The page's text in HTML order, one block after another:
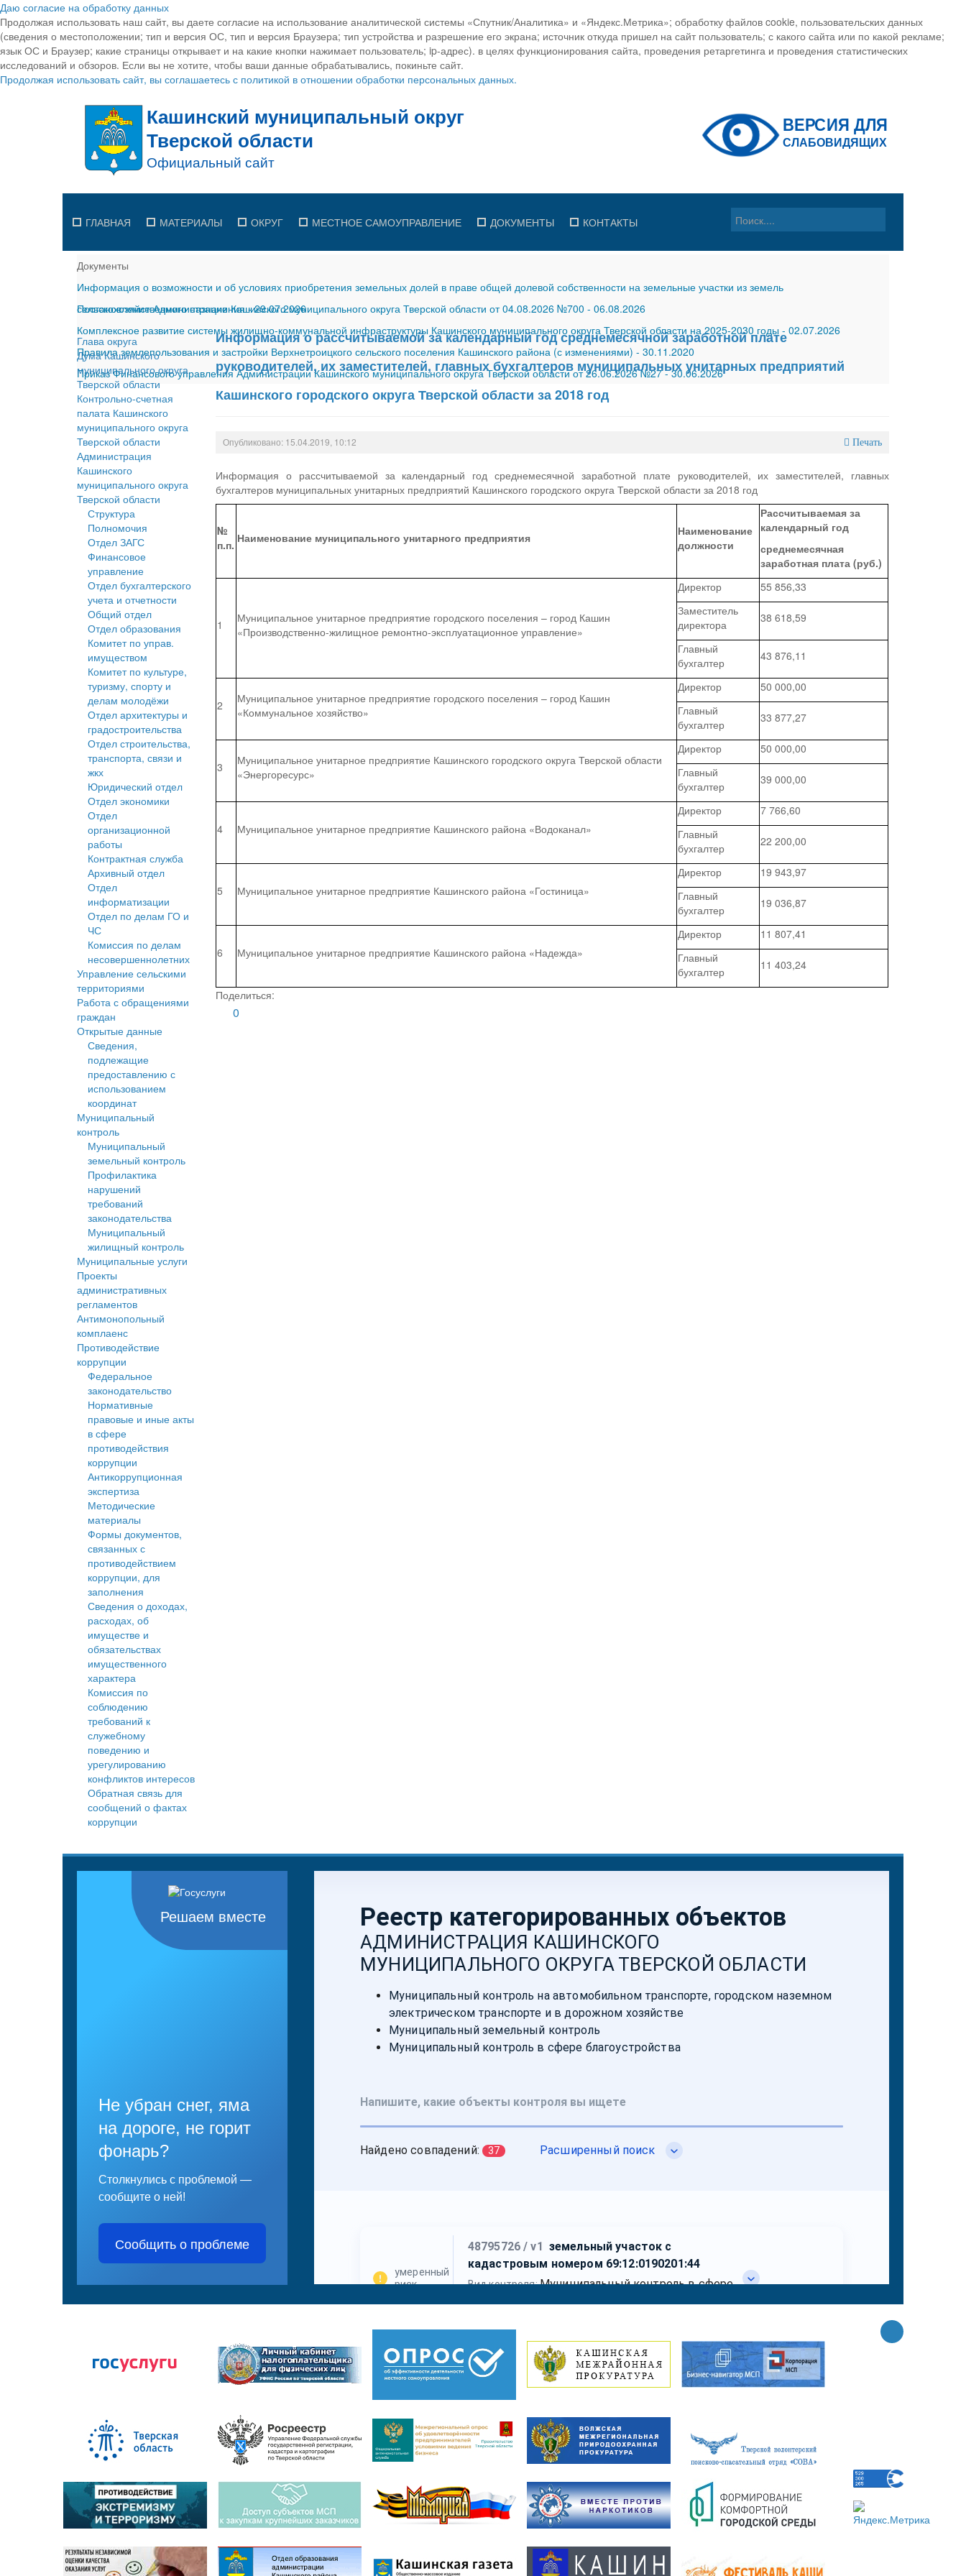
Даю согласие на обработку данных
Продолжая использовать наш сайт, вы даете согласие на использование аналитической системы «Спутник/Аналитика» и «Яндекс.Метрика»; обработку файлов cookie, пользовательских данных
(сведения о местоположении; тип и версия ОС, тип и версия Браузера; тип устройства и разрешение его экрана; источник откуда пришел на сайт пользователь; с какого сайта или по какой рекламе;
язык ОС и Браузер; какие страницы открывает и на какие кнопки нажимает пользователь; ip-адрес). в целях функционирования сайта, проведения ретаргетинга и проведения статистических
исследований и обзоров. Если вы не хотите, чтобы ваши данные обрабатывались, покиньте сайт.
Продолжая использовать сайт, вы соглашаетесь с политикой в отношении обработки персональных данных.
ГЛАВНАЯ МАТЕРИАЛЫ ОКРУГ МЕСТНОЕ САМОУПРАВЛЕНИЕ ДОКУМЕНТЫ КОНТАКТЫ
Документы
Информация о возможности и об условиях приобретения земельных долей в праве общей долевой собственности на земельные участки из земель
сельскохозяйственного назначения-29.07.2026
Постановление Администрации Кашинского муниципального округа Тверской области от 04.08.2026 №700 - 06.08.2026
Комплексное развитие системы жилищно-коммунальной инфраструктуры Кашинского муниципального округа Тверской области на 2025-2030 годы - 02.07.2026
Правила землепользования и застройки Верхнетроицкого сельского поселения Кашинского района (с изменениями) - 30.11.2020
Приказ Финансового управления Администрации Кашинского муниципального округа Тверской области от 26.06.2026 №27-30.06.2026
Глава округа
Дума Кашинского
муниципального округа
Тверской области
Контрольно-счетная
палата Кашинского
муниципального округа
Тверской области
Администрация
Кашинского
муниципального округа
Тверской области
Структура
Полномочия
Отдел ЗАГС
Финансовое
управление
Отдел бухгалтерского
учета и отчетности
Общий отдел
Отдел образования
Комитет по управ.
имуществом
Комитет по культуре,
туризму, спорту и
делам молодёжи
Отдел архитектуры и
градостроительства
Отдел строительства,
транспорта, связи и
жкх
Юридический отдел
Отдел экономики
Отдел
организационной
работы
Контрактная служба
Архивный отдел
Отдел
информатизации
Отдел по делам ГО и
ЧС
Комиссия по делам
несовершеннолетних
Управление сельскими
территориями
Работа с обращениями
граждан
Открытые данные
Сведения,
подлежащие
предоставлению с
использованием
координат
Муниципальный
контроль
Муниципальный
земельный контроль
Профилактика
нарушений
требований
законодательства
Муниципальный
жилищный контроль
Муниципальные услуги
Проекты
административных
регламентов
Антимонопольный
комплаенс
Противодействие
коррупции
Федеральное
законодательство
Нормативные
правовые и иные акты
в сфере
противодействия
коррупции
Антикоррупционная
экспертиза
Методические
материалы
Формы документов,
связанных с
противодействием
коррупции, для
заполнения
Сведения о доходах,
расходах, об
имуществе и
обязательствах
имущественного
характера
Комиссия по
соблюдению
требований к
служебному
поведению и
урегулированию
конфликтов интересов
Обратная связь для
сообщений о фактах
коррупции
Информация о рассчитываемой за календарный год среднемесячной заработной плате
руководителей, их заместителей, главных бухгалтеров муниципальных унитарных предприятий
Кашинского городского округа Тверской области за 2018 год
Опубликовано: 15.04.2019, 10:12 Печать
Информация о рассчитываемой за календарный год среднемесячной заработной плате руководителей, их заместителей, главных
бухгалтеров муниципальных унитарных предприятий Кашинского городского округа Тверской области за 2018 год
№
п.п. Наименование муниципального унитарного предприятия
Наименование
должности
Рассчитываемая за
календарный год
среднемесячная
заработная плата (руб.)
1
Муниципальное унитарное предприятие городского поселения – город Кашин
«Производственно-жилищное ремонтно-эксплуатационное управление»
Директор
55 856,33
Заместитель
директора
38 618,59
Главный
бухгалтер
43 876,11
2
Муниципальное унитарное предприятие городского поселения – город Кашин
«Коммунальное хозяйство»
Директор
50 000,00
Главный
бухгалтер
33 877,27
3
Муниципальное унитарное предприятие Кашинского городского округа Тверской области
«Энергоресурс»
Директор
50 000,00
Главный
бухгалтер
39 000,00
4 Муниципальное унитарное предприятие Кашинского района «Водоканал»
Директор
7 766,60
Главный
бухгалтер
22 200,00
5 Муниципальное унитарное предприятие Кашинского района «Гостиница»
Директор
19 943,97
Главный
бухгалтер
19 036,87
6 Муниципальное унитарное предприятие Кашинского района «Надежда»
Директор
11 807,41
Главный
бухгалтер
11 403,24
Поделиться:
0
Решаем вместе
Не убран снег, яма
на дороге, не горит
фонарь?
Столкнулись с проблемой —
сообщите о ней!
Сообщить о проблеме